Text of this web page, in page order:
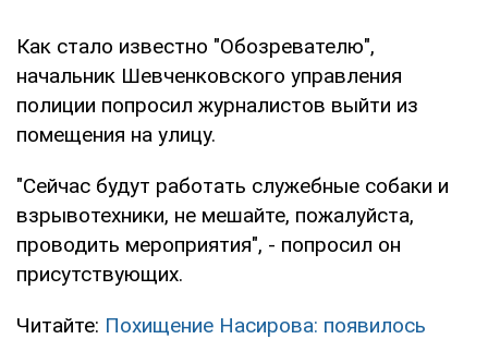
Как стало известно "Обозревателю",
начальник Шевченковского управления
полиции попросил журналистов выйти из
помещения на улицу.
"Сейчас будут работать служебные собаки и
взрывотехники, не мешайте, пожалуйста,
проводить мероприятия", - попросил он
присутствующих.
Читайте: Похищение Насирова: появилось